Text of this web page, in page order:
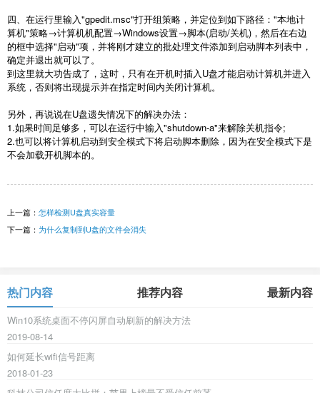
四、在运行里输入"gpedit.msc"打开组策略，并定位到如下路径："本地计
算机"策略→计算机机配置→Windows设置→脚本(启动/关机)，然后在右边
的框中选择"启动"项，并将刚才建立的批处理文件添加到启动脚本列表中，
确定并退出就可以了。
到这里就大功告成了，这时，只有在开机时插入U盘才能启动计算机并进入
系统，否则将出现提示并在指定时间内关闭计算机。
另外，再说说在U盘遗失情况下的解决办法：
1.如果时间足够多，可以在运行中输入"shutdown-a"来解除关机指令;
2.也可以将计算机启动到安全模式下将启动脚本删除，因为在安全模式下是
不会加载开机脚本的。
上一篇： 怎样检测U盘真实容量
下一篇： 为什么复制到U盘的文件会消失
热门内容 推荐内容 最新内容
Win10系统桌面不停闪屏自动刷新的解决方法
2019-08-14
如何延长wifi信号距离
2018-01-23